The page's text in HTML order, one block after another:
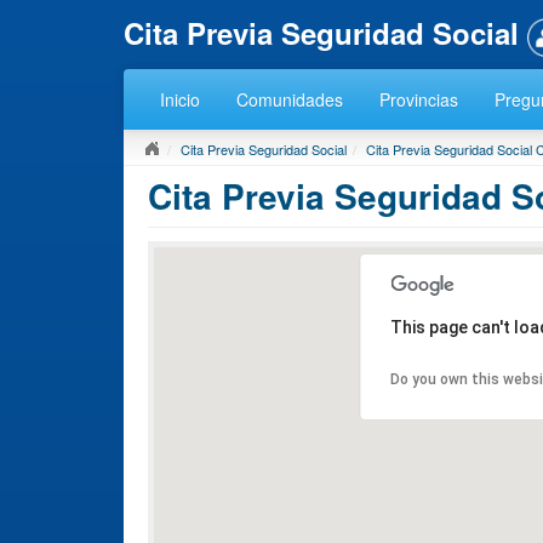
Cita Previa Seguridad Social
Inicio Comunidades Provincias
Cita Previa Seguridad Social Cita Previa Seguridad Social
Cita Previa Seguridad
This page can't
Do you own this